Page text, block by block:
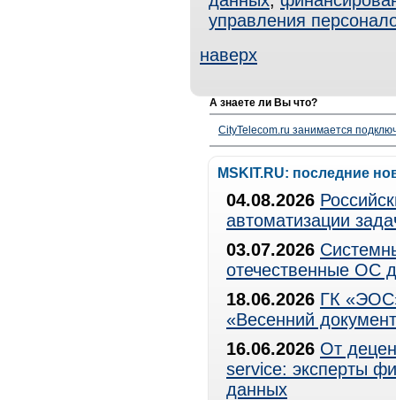
управления
наверх
А знаете ли Вы что?
CityTelecom.ru занимается
MSKIT.RU: последние
04.08.2026
автоматизации
03.07.2026
отечественные ОС
18.06.2026 ГК
«Весенний
16.06.2026 От
service: эксперты
данных